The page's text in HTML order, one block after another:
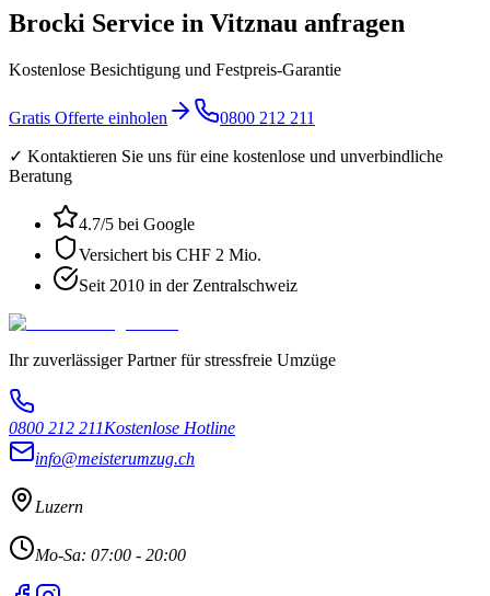
Brocki Service in Vitznau anfragen
Kostenlose Besichtigung und Festpreis-Garantie
Gratis Offerte einholen 0800 212 211
✓ Kontaktieren Sie uns für eine kostenlose und unverbindliche
Beratung
4.7/5 bei Google
Versichert bis CHF 2 Mio.
Seit 2010 in der Zentralschweiz
Ihr zuverlässiger Partner für stressfreie Umzüge
0800 212 211Kostenlose Hotline
info@meisterumzug.ch
Luzern
Mo-Sa: 07:00 - 20:00